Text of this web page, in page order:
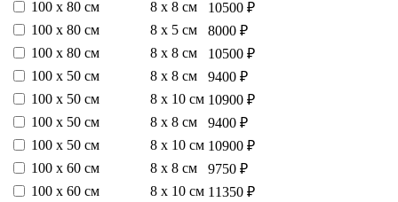
100 х 80 см
8 х 8 см
10500 ₽
100 х 80 см
8 х 5 см
8000 ₽
100 х 80 см
8 х 8 см
10500 ₽
100 х 50 см
8 х 8 см
9400 ₽
100 х 50 см
8 х 10 см 10900 ₽
100 х 50 см
8 х 8 см
9400 ₽
100 х 50 см
8 х 10 см 10900 ₽
100 х 60 см
8 х 8 см
9750 ₽
100 х 60 см
8 х 10 см 11350 ₽